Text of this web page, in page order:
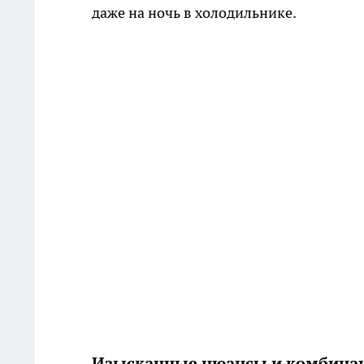
даже на ночь в холодильнике.